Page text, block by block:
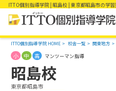
ITTO個別指導学院 | 昭島校 | 東京都昭島市の学
ITTO個別指導学院 HOME 校舎一覧 関東地方
昭島校
東京都昭島市
小 中 高 マンツーマン指導